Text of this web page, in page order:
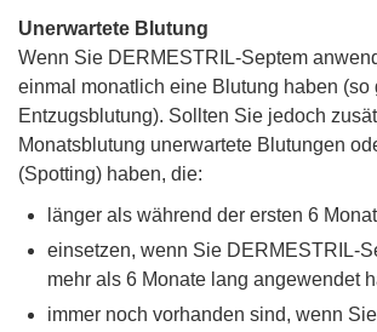
Unerwartete Blutung
Wenn Sie DERMESTRIL-Septem
einmal monatlich eine Blutung haben (so
Entzugsblutung). Sollten Sie jedoch
Monatsblutung unerwartete Blutungen
(Spotting) haben, die:
länger als während der ersten 6
einsetzen, wenn Sie DERMESTRIL-
mehr als 6 Monate lang angewendet
immer noch vorhanden sind, wenn